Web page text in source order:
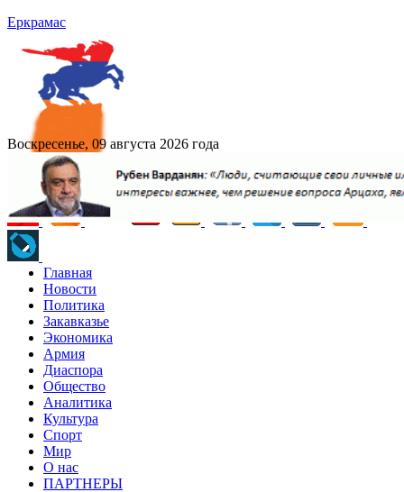
Еркрамас
Воскресенье, 09 августа 2026 года
Главная
Новости
Политика
Закавказье
Экономика
Армия
Диаспора
Общество
Аналитика
Культура
Спорт
Мир
О нас
ПАРТНЕРЫ